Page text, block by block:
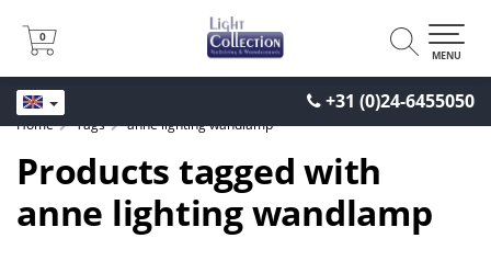
+31 (0)24-6455050
0
0
MENU
Home Tags anne lighting wandlamp
Products tagged with
anne lighting wandlamp